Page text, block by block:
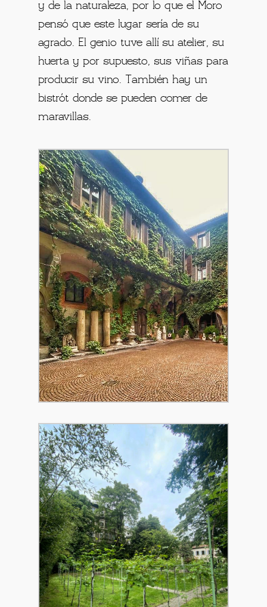
y de la naturaleza, por lo que el Moro
pensó que este lugar sería de su
agrado. El genio tuve allí su atelier, su
huerta y por supuesto, sus viñas para
producir su vino. También hay un
bistrót donde se pueden comer de
maravillas.